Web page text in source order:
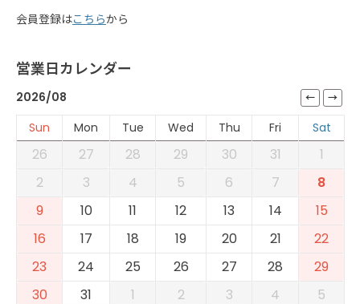
会員登録はこちらから
営業日カレンダー
2026/08
Sun
Mon Tue Wed Thu Fri Sat
26 27 28 29 30 31
1
2
3 4 5 6 7
8
9
10 11 12 13 14
15
16
17 18 19 20 21
22
23
24 25 26 27 28
29
30
31 1 2 3 4 5